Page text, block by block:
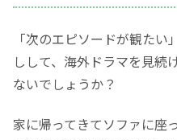
「次のエピソードが観た
しして、海外ドラマを見続
ないでしょうか？
家に帰ってきてソファに座